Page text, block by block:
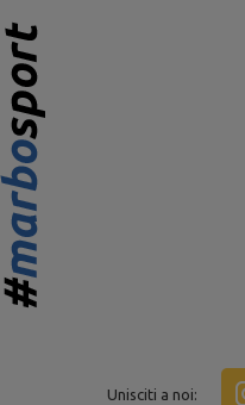
Unisciti a noi: